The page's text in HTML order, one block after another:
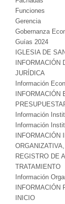
Funciones
Gerencia
Gobernanza
Guías 2024
IGLESIA DE
INFORMACIÓN
JURÍDICA
Información
INFORMACIÓN
Información
Información
INFORMACIÓN
REGISTRO DE
TRATAMIENTO
Información
INFORMACIÓN
INICIO